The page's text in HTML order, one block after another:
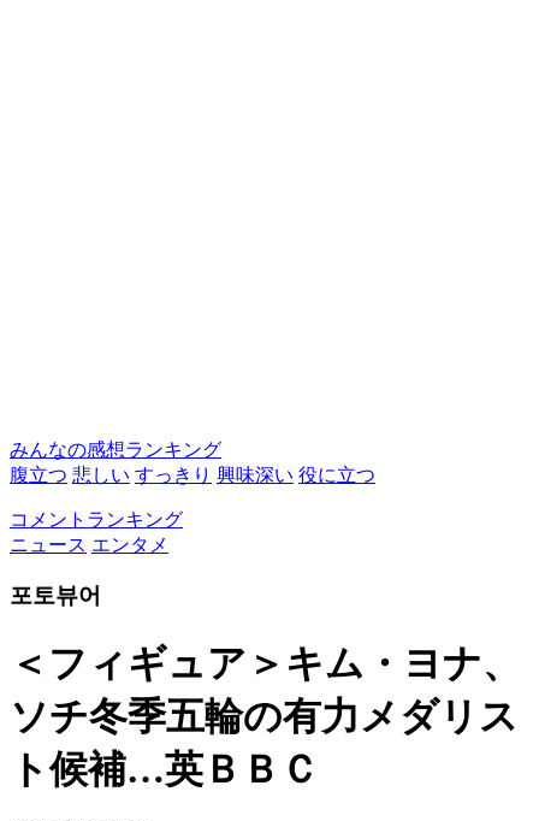
みんなの感想ランキング
腹立つ 悲しい すっきり 興味深い 役に立つ
コメントランキング
ニュース エンタメ
포토뷰어
＜フィギュア＞キム・ヨナ、
ソチ冬季五輪の有力メダリス
ト候補…英ＢＢＣ